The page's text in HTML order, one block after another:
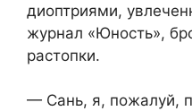
диоптриями,
журнал «Юность»,
растопки.
— Сань, я, пожалуй,